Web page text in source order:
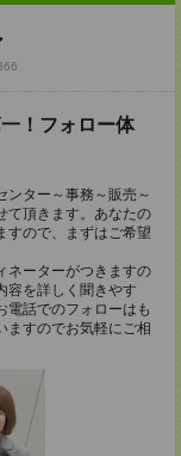
！フォロー体
ンター～事務～販売～
て頂きます。あなたの
すので、まずはご希望
ネーターがつきますの
容を詳しく聞きやす
電話でのフォローはも
ますのでお気軽にご相